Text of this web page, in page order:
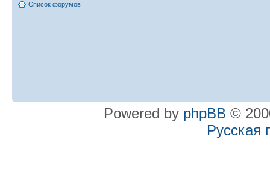
Список форумов
Powered by phpBB ©
Русская